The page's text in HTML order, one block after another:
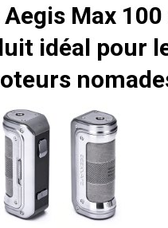
Aegis Max 100
idéal pour